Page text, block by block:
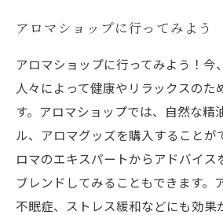
アロマショップに行ってみよう
アロマショップに行ってみよう！今
人々によって健康やリラックスのた
す。アロマショップでは、自然な精
ル、アロマグッズを購入することが
ロマのエキスパートからアドバイス
ブレンドしてみることもできます。
不眠症、ストレス緩和などにも効果